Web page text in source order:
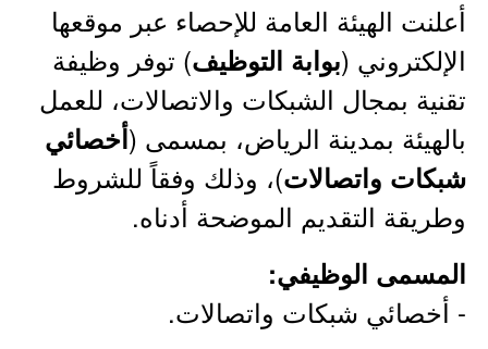
أعلنت الهيئة العامة للإحصاء عبر موقعها
الإلكتروني (بوابة التوظيف) توفر وظيفة
تقنية بمجال الشبكات والاتصالات، للعمل
بالهيئة بمدينة الرياض، بمسمى (أخصائي
شبكات واتصالات)، وذلك وفقاً للشروط
وطريقة التقديم الموضحة أدناه.
المسمى الوظيفي:
- أخصائي شبكات واتصالات.